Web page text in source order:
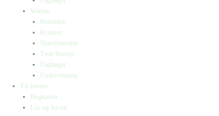
Voksne
Romance
Krimier
Skønlitteratur
True Stories
Fagbøger
Undervisning
Til lærere
Bogkasser
Lix og let-tal